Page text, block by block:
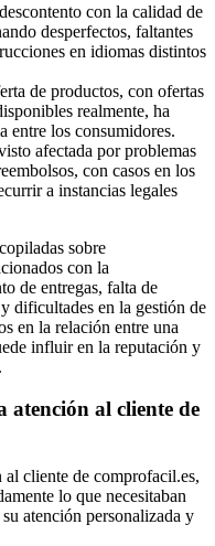
con la calidad de
desperfectos, faltantes
en idiomas distintos
de productos, con ofertas
realmente, ha
entre los consumidores.
afectada por problemas
con casos en los
a instancias legales
sobre
con la
de entregas, falta de
dificultades en la gestión de
en la relación entre una
influir en la reputación y
atención al cliente de
al cliente de comprofacil.es,
lo que necesitaban
atención personalizada y